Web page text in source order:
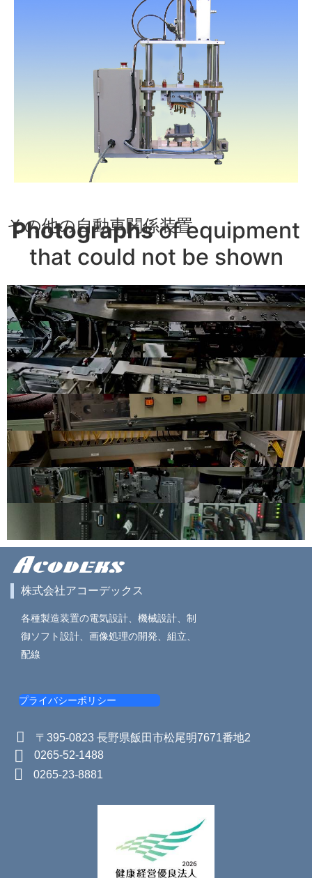
その他の自動車関係装置
Photographsof equipment
that could not be shown
株式会社アコーデックス
各種製造装置の電気設計、機械設計、制
御ソフト設計、画像処理の開発、組立、
配線
プライバシーポリシー
〒395-0823 長野県飯田市松尾明7671番地2
0265-52-1488
0265-23-8881